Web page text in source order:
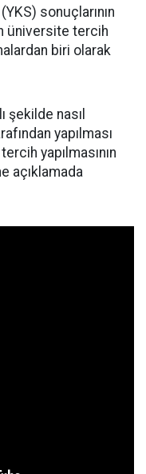
sonuçlarının
üniversite tercih
biri olarak
şekilde nasıl
yapılması
yapılmasının
açıklamada